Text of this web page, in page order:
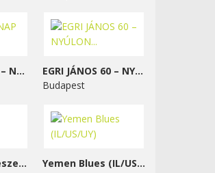
NINCS HOLNAP – NYÚLON...
EGRI JÁNOS 60 – NYÚLON...
Budapest
Kérdezd a zeneszerzőt...
Yemen Blues (IL/US/UY)